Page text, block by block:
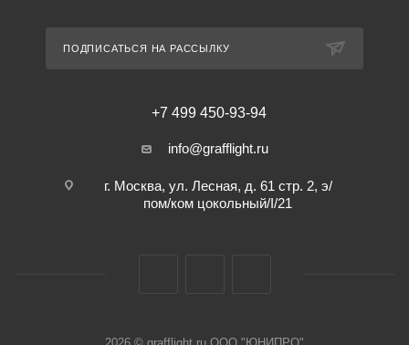
ПОДПИСАТЬСЯ НА РАССЫЛКУ
+7 499 450-93-94
info@grafflight.ru
г. Москва, ул. Лесная, д. 61 стр. 2, э/
пом/ком цокольный/I/21